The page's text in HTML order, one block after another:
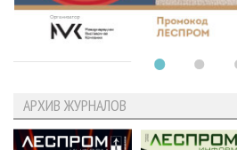
АРХИВ ЖУРНАЛОВ